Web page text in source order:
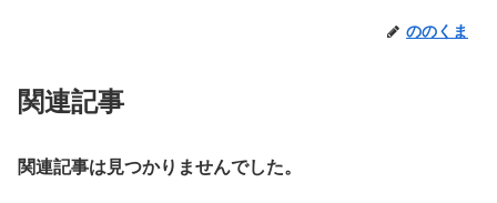
ののくま
関連記事
関連記事は見つかりませんでした。